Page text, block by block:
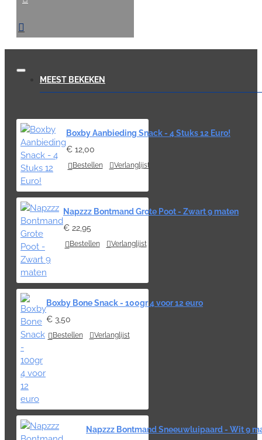
MEEST BEKEKEN
Boxby Aanbieding Snack - 4 Stuks 12 Euro!
€ 12,00
Bestellen Verlanglijst
Napzzz Bontmand Grote Poot - Zwart 9 maten
€ 22,95
Bestellen Verlanglijst
Boxby Bone Snack - 100gr 4 voor 12 euro
€ 3,50
Bestellen Verlanglijst
Napzzz Bontmand Sneeuwluipaard - Wit 9